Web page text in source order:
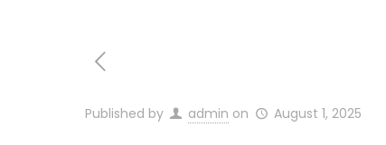
Published by admin on August 1, 2025